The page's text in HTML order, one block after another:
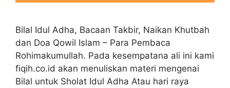
Bilal Idul Adha, Bacaan Takbir, Naikan Khutbah
dan Doa Qowil Islam – Para Pembaca
Rohimakumullah. Pada kesempatana ali ini kami
fiqih.co.id akan menuliskan materi mengenai
Bilal untuk Sholat Idul Adha Atau hari raya